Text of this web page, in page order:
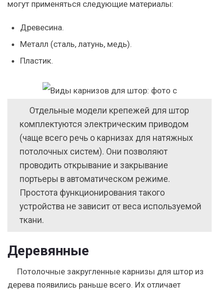
могут применяться следующие материалы:
Древесина.
Металл (сталь, латунь, медь).
Пластик.
Отдельные модели крепежей для штор
комплектуются электрическим приводом
(чаще всего речь о карнизах для натяжных
потолочных систем). Они позволяют
проводить открывание и закрывание
портьеры в автоматическом режиме.
Простота функционирования такого
устройства не зависит от веса используемой
ткани.
Деревянные
Потолочные закругленные карнизы для штор из
дерева появились раньше всего. Их отличает